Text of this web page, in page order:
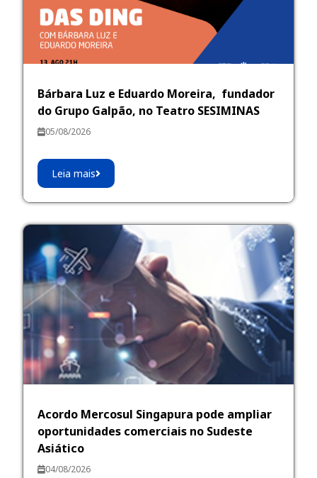
Bárbara Luz e Eduardo Moreira, fundador
do Grupo Galpão, no Teatro SESIMINAS
05/08/2026
Leia mais
Acordo Mercosul Singapura pode ampliar
oportunidades comerciais no Sudeste
Asiático
04/08/2026